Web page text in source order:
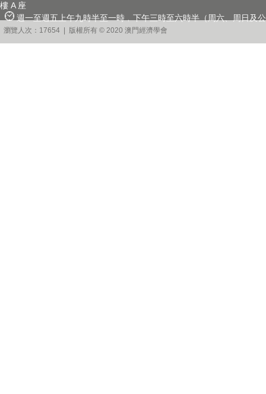
樓 A 座
週一至週五上午九時半至一時﹐下午三時至六時半（周六、周日及
瀏覽人次：17654 | 版權所有 © 2020 澳門經濟學會